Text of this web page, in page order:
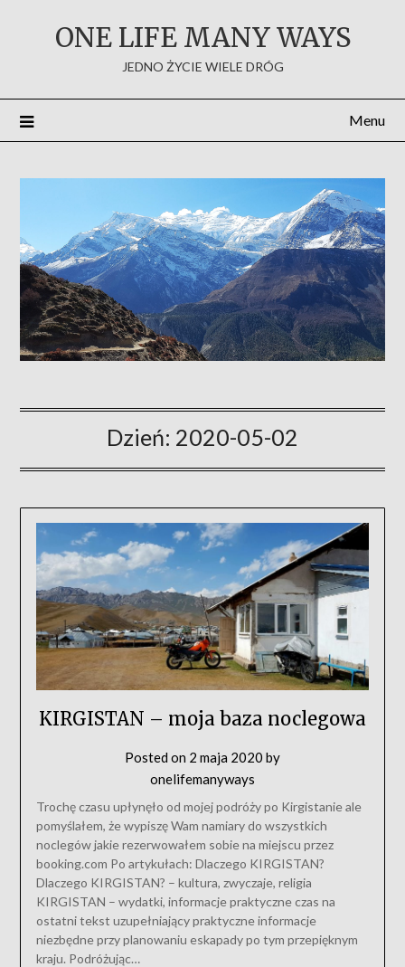
ONE LIFE MANY WAYS
JEDNO ŻYCIE WIELE DRÓG
Menu
Dzień: 2020-05-02
KIRGISTAN – moja baza noclegowa
Posted on 2 maja 2020 by
onelifemanyways
Trochę czasu upłynęło od mojej podróży po Kirgistanie ale
pomyślałem, że wypiszę Wam namiary do wszystkich
noclegów jakie rezerwowałem sobie na miejscu przez
booking.com Po artykułach: Dlaczego KIRGISTAN?
Dlaczego KIRGISTAN? – kultura, zwyczaje, religia
KIRGISTAN – wydatki, informacje praktyczne czas na
ostatni tekst uzupełniający praktyczne informacje
niezbędne przy planowaniu eskapady po tym przepięknym
kraju. Podróżując…